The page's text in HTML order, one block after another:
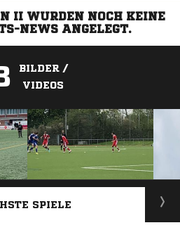
II WURDEN NOCH KEINE
NEWS ANGELEGT.
BILDER /
VIDEOS
ANZEIGE
SPIELE